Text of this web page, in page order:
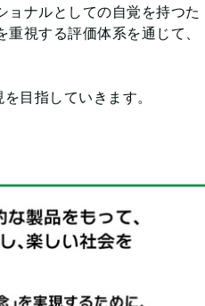
ョナルとしての自覚を持つた
視する評価体系を通じて、
目指していきます。